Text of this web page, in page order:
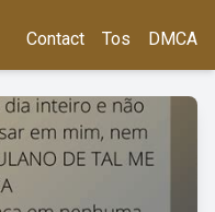
Contact Tos DMCA